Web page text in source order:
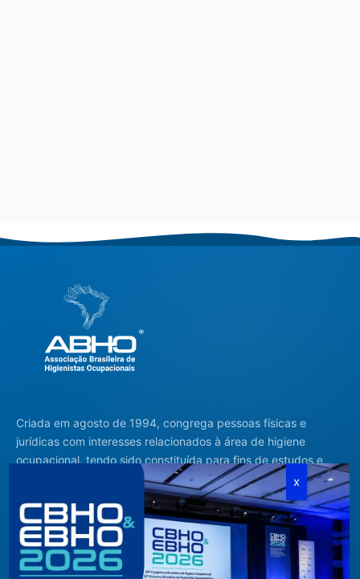
Criada em agosto de 1994, congrega pessoas físicas e
jurídicas com interesses relacionados à área de higiene
ocupacional, tendo sido constituída para fins de estudos e
ações relativas à higiene ocupacional e representação de
interesses individuais ou coletivos dos higienistas.
Acompanhe-nos em nossas redes sociais!